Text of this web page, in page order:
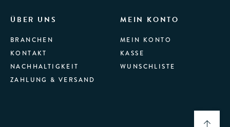
ÜBER UNS
BRANCHEN
KONTAKT
NACHHALTIGKEIT
ZAHLUNG & VERSAND
MEIN KONTO
MEIN KONTO
KASSE
WUNSCHLISTE